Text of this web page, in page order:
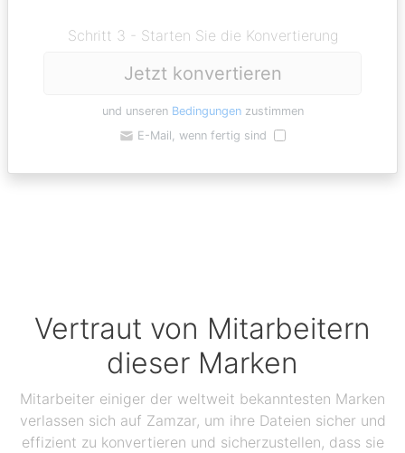
Schritt 3 - Starten Sie die Konvertierung
Jetzt konvertieren
und unseren Bedingungenzustimmen
E-Mail, wenn fertig sind
Vertraut von Mitarbeitern
dieser Marken
Mitarbeiter einiger der weltweit bekanntesten Marken
verlassen sich auf Zamzar, um ihre Dateien sicher und
effizient zu konvertieren und sicherzustellen, dass sie